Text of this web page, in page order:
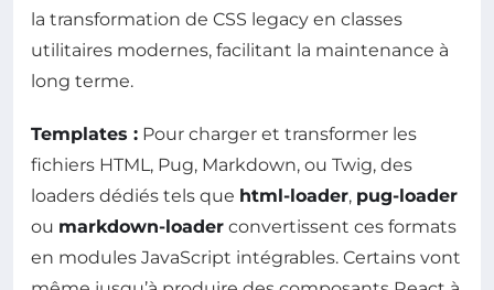
la transformation de CSS legacy en classes
utilitaires modernes, facilitant la maintenance à
long terme.
Templates : Pour charger et transformer les
fichiers HTML, Pug, Markdown, ou Twig, des
loaders dédiés tels que html-loader, pug-loader
ou markdown-loader convertissent ces formats
en modules JavaScript intégrables. Certains vont